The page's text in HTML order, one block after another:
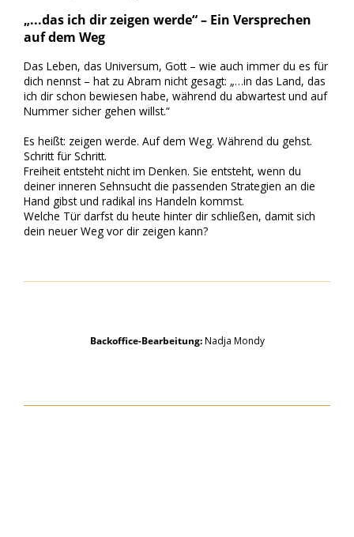
„...das ich dir zeigen werde“ – Ein Versprechen
auf dem Weg
Das Leben, das Universum, Gott – wie auch immer du es für
dich nennst – hat zu Abram nicht gesagt: „…in das Land, das
ich dir schon bewiesen habe, während du abwartest und auf
Nummer sicher gehen willst.“
Es heißt: zeigen werde. Auf dem Weg. Während du gehst.
Schritt für Schritt.
Freiheit entsteht nicht im Denken. Sie entsteht, wenn du
deiner inneren Sehnsucht die passenden Strategien an die
Hand gibst und radikal ins Handeln kommst.
Welche Tür darfst du heute hinter dir schließen, damit sich
dein neuer Weg vor dir zeigen kann?
Backoffice-Bearbeitung:Nadja Mondy